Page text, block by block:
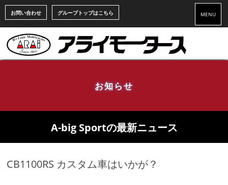
お問い合わせ グループトップはこちら MENU
お知らせ
A-big Sportの最新ニュース
CB1100RS カスタム車はいかが？